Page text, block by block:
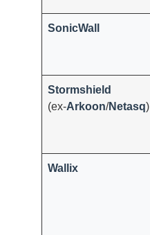
SonicWall
Stormshield
(ex‑Arkoon/Netasq)
Wallix